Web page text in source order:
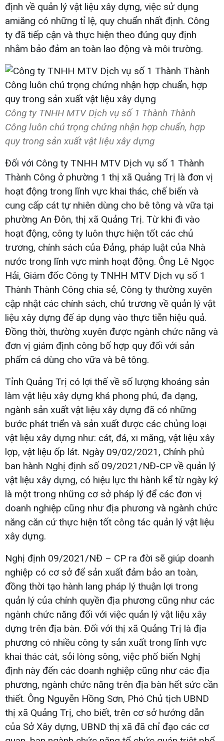
định về quản lý vật liệu xây dựng, việc sử dụng
amiăng có những tỉ lệ, quy chuẩn nhất định. Công
ty đã tiếp cận và thực hiện theo đúng quy định
nhằm bảo đảm an toàn lao động và môi trường.
Công ty TNHH MTV Dịch vụ số 1 Thành Thành
Công luôn chú trọng chứng nhận hợp chuẩn, hợp
quy trong sản xuất vật liệu xây dựng
Đối với Công ty TNHH MTV Dịch vụ số 1 Thành
Thành Công ở phường 1 thị xã Quảng Trị là đơn vị
hoạt động trong lĩnh vực khai thác, chế biến và
cung cấp cát tự nhiên dùng cho bê tông và vữa tại
phường An Đôn, thị xã Quảng Trị. Từ khi đi vào
hoạt động, công ty luôn thực hiện tốt các chủ
trương, chính sách của Đảng, pháp luật của Nhà
nước trong lĩnh vực mình hoạt động. Ông Lê Ngọc
Hải, Giám đốc Công ty TNHH MTV Dịch vụ số 1
Thành Thành Công chia sẻ, Công ty thường xuyên
cập nhật các chính sách, chủ trương về quản lý vật
liệu xây dựng để áp dụng vào thực tiễn hiệu quả.
Đồng thời, thường xuyên được ngành chức năng và
đơn vị giám định công bố hợp quy đối với sản
phẩm cá dùng cho vữa và bê tông.
Tỉnh Quảng Trị có lợi thế về số lượng khoáng sản
làm vật liệu xây dựng khá phong phú, đa dạng,
ngành sản xuất vật liệu xây dựng đã có những
bước phát triển và sản xuất được các chủng loại
vật liệu xây dựng như: cát, đá, xi măng, vật liệu xây
lợp, vật liệu ốp lát. Ngày 09/02/2021, Chính phủ
ban hành Nghị định số 09/2021/NĐ-CP về quản lý
vật liệu xây dựng, có hiệu lực thi hành kể từ ngày ký
là một trong những cơ sở pháp lý để các đơn vị
doanh nghiệp cũng như địa phương và ngành chức
năng căn cứ thực hiện tốt công tác quản lý vật liệu
xây dựng.
Nghị định 09/2021/NĐ – CP ra đời sẽ giúp doanh
nghiệp có cơ sở để sản xuất đảm bảo an toàn,
đồng thời tạo hành lang pháp lý thuận lợi trong
quản lý của chính quyền địa phương cũng như các
ngành chức năng đối với việc quản lý vật liệu xây
dựng trên địa bàn. Đối với thị xã Quảng Trị là địa
phương có nhiều công ty sản xuất trong lĩnh vực
khai thác cát, sỏi lòng sông, việc phổ biến Nghị
định này đến các doanh nghiệp cũng như các địa
phương, ngành chức năng trên địa bàn hết sức cần
thiết. Ông Nguyễn Hồng Sơn, Phó Chủ tịch UBND
thị xã Quảng Trị, cho biết, trên cơ sở hướng dẫn
của Sở Xây dựng, UBND thị xã đã chỉ đạo các cơ